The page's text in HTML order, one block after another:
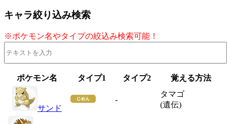
キャラ絞り込み検索
※ポケモン名やタイプの絞込み検索可能！
ポケモン名 タイプ1 タイプ2 覚える方法
サンド
-
タマゴ
(遺伝)